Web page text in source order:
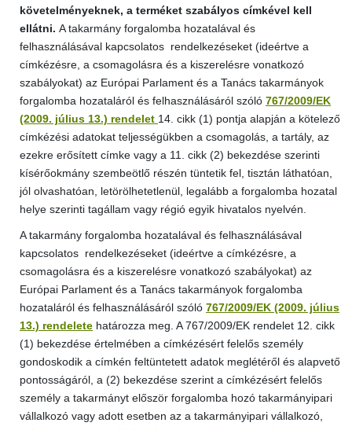
követelményeknek, a terméket szabályos címkével kell
ellátni. A takarmány forgalomba hozatalával és
felhasználásával kapcsolatos rendelkezéseket (ideértve a
címkézésre, a csomagolásra és a kiszerelésre vonatkozó
szabályokat) az Európai Parlament és a Tanács takarmányok
forgalomba hozataláról és felhasználásáról szóló 767/2009/EK
(2009. július 13.) rendelet 14. cikk (1) pontja alapján a kötelező
címkézési adatokat teljességükben a csomagolás, a tartály, az
ezekre erősített címke vagy a 11. cikk (2) bekezdése szerinti
kísérőokmány szembeötlő részén tüntetik fel, tisztán láthatóan,
jól olvashatóan, letörölhetetlenül, legalább a forgalomba hozatal
helye szerinti tagállam vagy régió egyik hivatalos nyelvén.
A takarmány forgalomba hozatalával és felhasználásával
kapcsolatos rendelkezéseket (ideértve a címkézésre, a
csomagolásra és a kiszerelésre vonatkozó szabályokat) az
Európai Parlament és a Tanács takarmányok forgalomba
hozataláról és felhasználásáról szóló 767/2009/EK (2009. július
13.) rendelete határozza meg. A 767/2009/EK rendelet 12. cikk
(1) bekezdése értelmében a címkézésért felelős személy
gondoskodik a címkén feltüntetett adatok meglétéről és alapvető
pontosságáról, a (2) bekezdése szerint a címkézésért felelős
személy a takarmányt először forgalomba hozó takarmányipari
vállalkozó vagy adott esetben az a takarmányipari vállalkozó,